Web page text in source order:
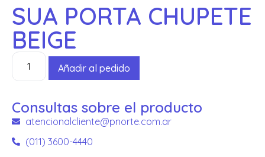
SUA PORTA CHUPETE
BEIGE
Añadir al pedido
Consultas sobre el producto
atencionalcliente@pnorte.com.ar
(011) 3600-4440